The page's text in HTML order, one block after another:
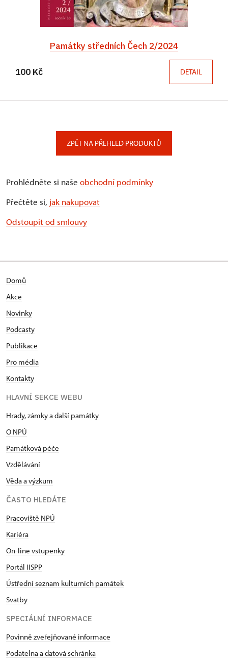
Památky středních Čech 2/2024
100 Kč DETAIL
ZPĚT NA PŘEHLED PRODUKTŮ
Prohlédněte si naše obchodní podmínky
Přečtěte si, jak nakupovat
Odstoupit od smlouvy
Domů
Akce
Novinky
Podcasty
Publikace
Pro média
Kontakty
HLAVNÍ SEKCE WEBU
Hrady, zámky a další památky
O NPÚ
Památková péče
Vzdělávání
Věda a výzkum
ČASTO HLEDÁTE
Pracoviště NPÚ
Kariéra
On-line vstupenky
Portál IISPP
Ústřední seznam kulturních památek
Svatby
SPECIÁLNÍ INFORMACE
Povinně zveřejňované informace
Podatelna a datová schránka